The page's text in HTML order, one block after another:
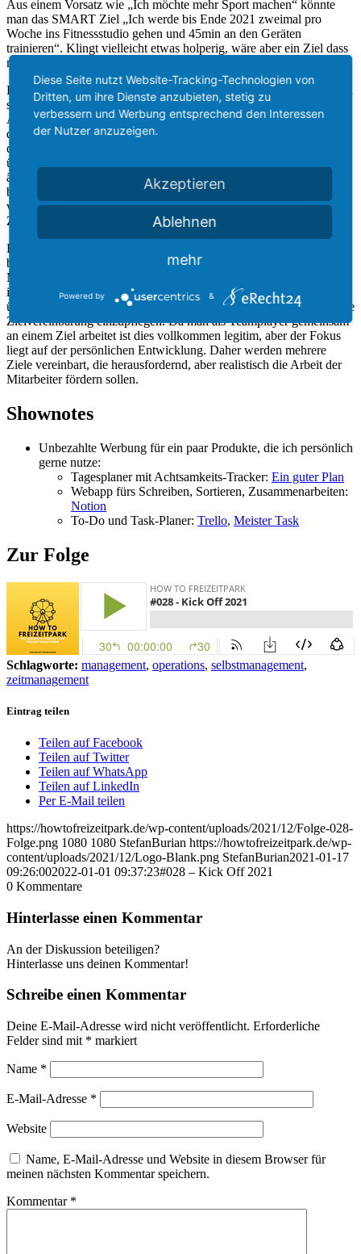
Aus einem Vorsatz wie „Ich möchte mehr Sport machen“ könnte
man das SMART Ziel „Ich werde bis Ende 2021 zweimal pro
Woche ins Fitnessstudio gehen und 45min an den Geräten
trainieren“. Klingt vielleicht etwas holperig, wäre aber ein Ziel dass
man besser verfolgen kann.
Es ist spezifisch und anhand der Häufigkeit messbar (evtl. kann man
sich mit einem guten Terminplaner bei der Messung unterstützen).
Attraktiv weil ich etwas für meine Gesundheit mache. Realistisch,
da ich mir die Zeit zweimal pro Woche nehmen kann und terminiert,
da ich es bis Ende des Jahres erreicht haben möchte. Ziele sind
übrigens nicht in Stein gemeißelt. Wenn sich Parameter durch
äußere Einflüsse verändern dürfen und können diese natürlich in
beide Richtungen korrigiert werden. Sollte sich also mal etwas
verändern, dann nimmt nötige Veränderungen an der
Zielformulierung vor.
Häufig werden solche SMART bei Zielvereinbarungsgespräche
benutzt. Diese Art von Zielsetzungen sollen in der Arbeitswelt
Mitarbeiter weiterentwickeln und den Ball in Bewegung halten. Es
ist üblich, gerade in konzerngesteuerten Unternehmen,
übergeordnete Unternehmensziele bei solchen Gesprächen mit in die
Zielvereinbarung einzupflegen. Da man als Teamplayer gemeinsam
an einem Ziel arbeitet ist dies vollkommen legitim, aber der Fokus
liegt auf der persönlichen Entwicklung. Daher werden mehrere
Ziele vereinbart, die herausfordernd, aber realistisch die Arbeit der
Mitarbeiter fördern sollen.
Shownotes
Unbezahlte Werbung für ein paar Produkte, die ich persönlich
gerne nutze:
Tagesplaner mit Achtsamkeits-Tracker: Ein guter Plan
Webapp fürs Schreiben, Sortieren, Zusammenarbeiten:
Notion
To-Do und Task-Planer: Trello, Meister Task
Zur Folge
Schlagworte: management, operations, selbstmanagement,
zeitmanagement
Eintrag teilen
Teilen auf Facebook
Teilen auf Twitter
Teilen auf WhatsApp
Teilen auf LinkedIn
Per E-Mail teilen
https://howtofreizeitpark.de/wp-content/uploads/2021/12/Folge-028-
Folge.png 1080 1080 StefanBurian https://howtofreizeitpark.de/wp-
content/uploads/2021/12/Logo-Blank.png StefanBurian2021-01-17
09:26:002022-01-01 09:37:23#028 – Kick Off 2021
0 Kommentare
Hinterlasse einen Kommentar
An der Diskussion beteiligen?
Hinterlasse uns deinen Kommentar!
Schreibe einen Kommentar
Deine E-Mail-Adresse wird nicht veröffentlicht. Erforderliche
Felder sind mit * markiert
Name *
E-Mail-Adresse *
Website
Name, E-Mail-Adresse und Website in diesem Browser für
meinen nächsten Kommentar speichern.
Kommentar *
Diese Seite nutzt Website-Tracking-Technologien von
Dritten, um ihre Dienste anzubieten, stetig zu
verbessern und Werbung entsprechend den Interessen
der Nutzer anzuzeigen.
Akzeptieren
Ablehnen
mehr
Powered by &